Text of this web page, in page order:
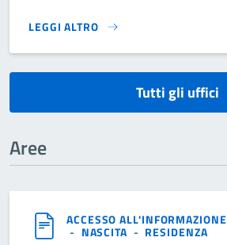
LEGGI ALTRO
}
Tutti gli uffici
Aree
ACCESSO ALL'INFORMAZIONE
- NASCITA - RESIDENZA